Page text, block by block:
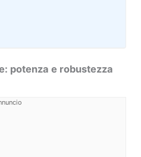
potenza e robustezza